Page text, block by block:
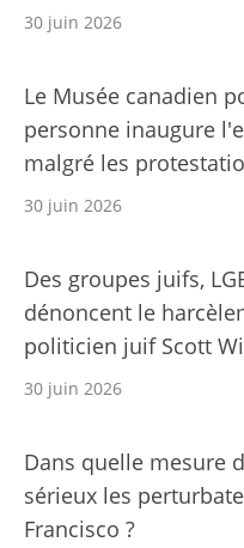
30 juin 2026
Le Musée canadien
personne inaugure
malgré les
30 juin 2026
Des groupes juifs,
dénoncent le
politicien juif Scott
30 juin 2026
Dans quelle mesure
sérieux les
Francisco ?